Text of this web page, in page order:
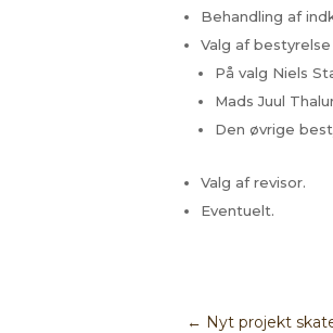
Behandling af
Valg af
På valg Niels
Mads Juul
Den øvrige
Valg af revisor.
Eventuelt.
← Nyt projekt